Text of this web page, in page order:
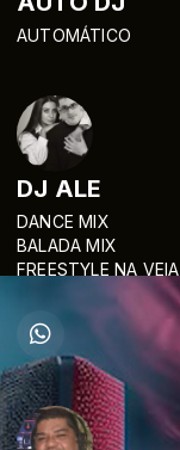
AUTOMÁTICO
DJ ALE
DANCE MIX
BALADA MIX
FREESTYLE NA VEIA